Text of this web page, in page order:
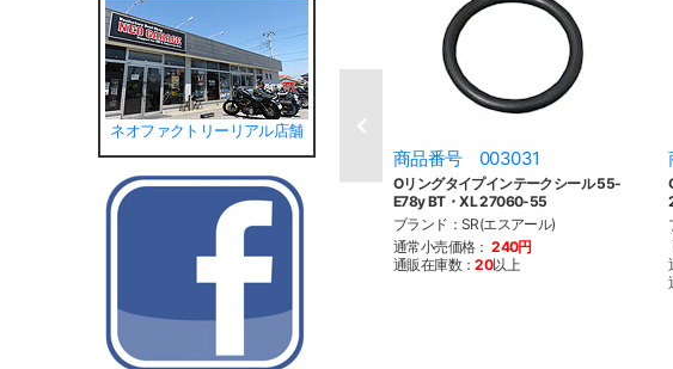
ネオファクトリーリアル店舗
商品番号 003031
Oリングタイプインテークシール 55-
E78y BT・XL 27060-55
ブランド：SR(エスアール)
通常小売価格： 240円
通販在庫数：20以上